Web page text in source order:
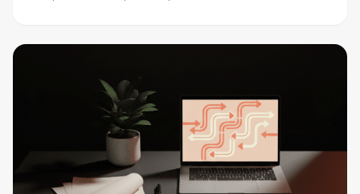
de uma das plataformas. Este post não tem esse
escolha certa para cada contexto.